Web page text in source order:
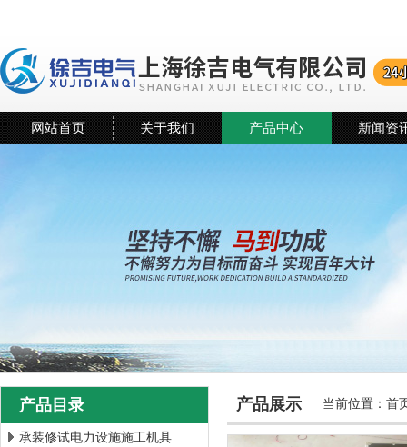
网站首页 关于我们 产品中心 新闻资
产品目录
承装修试电力设施施工机具
产品展示 当前位置： 首